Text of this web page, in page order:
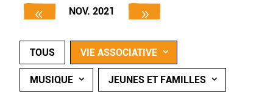
NOV. 2021
TOUS VIE ASSOCIATIVE
MUSIQUE JEUNES ET FAMILLES